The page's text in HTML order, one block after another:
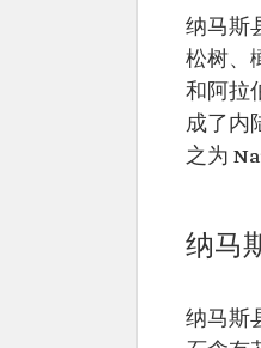
纳马斯
松树、
和阿拉
成了内
之为
纳马
纳马斯